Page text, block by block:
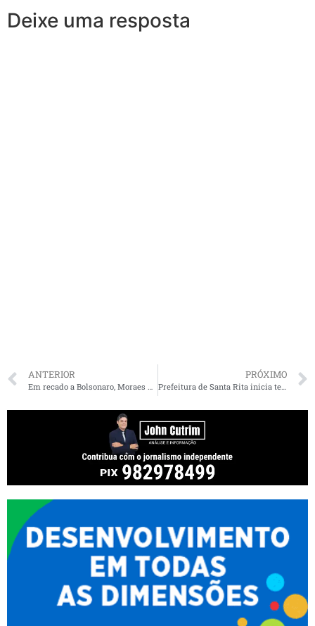
Deixe uma resposta
ANTERIOR PRÓXIMO
Prefeitura de Santa Rita inicia testagens e fornece EPI´s para servidores da saúde